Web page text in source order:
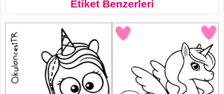
Etiket Benzerleri